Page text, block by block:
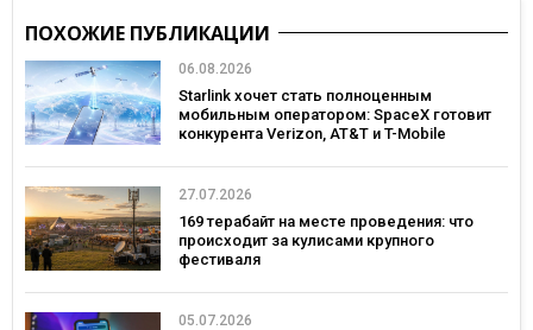
ПОХОЖИЕ ПУБЛИКАЦИИ
06.08.2026
Starlink хочет стать полноценным
мобильным оператором: SpaceX готовит
конкурента Verizon, AT&T и T-Mobile
27.07.2026
169 терабайт на месте проведения: что
происходит за кулисами крупного
фестиваля
05.07.2026